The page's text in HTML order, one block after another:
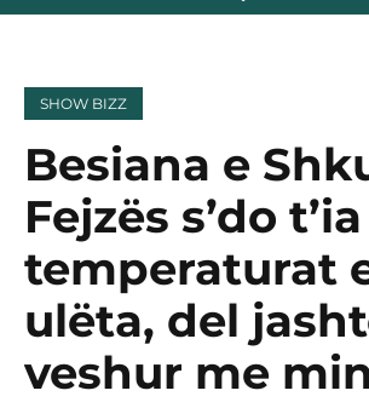
SHOW BIZZ
Besiana e
Fejzës s’do
temperaturat
ulëta, del
veshur me